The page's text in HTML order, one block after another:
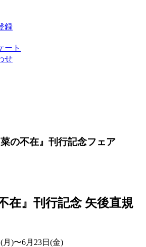
録
ート
せ
の不在』刊行記念フェア
在』刊行記念 矢後直規
(月)〜6月23日(金)